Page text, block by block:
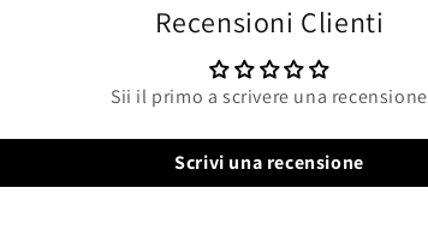
Recensioni Clienti
Sii il primo a scrivere una recensione
Scrivi una recensione